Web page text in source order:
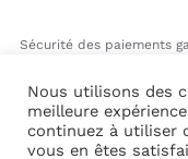
Sécurité des paiements
Nous utilisons des
meilleure
continuez à utiliser
vous en êtes